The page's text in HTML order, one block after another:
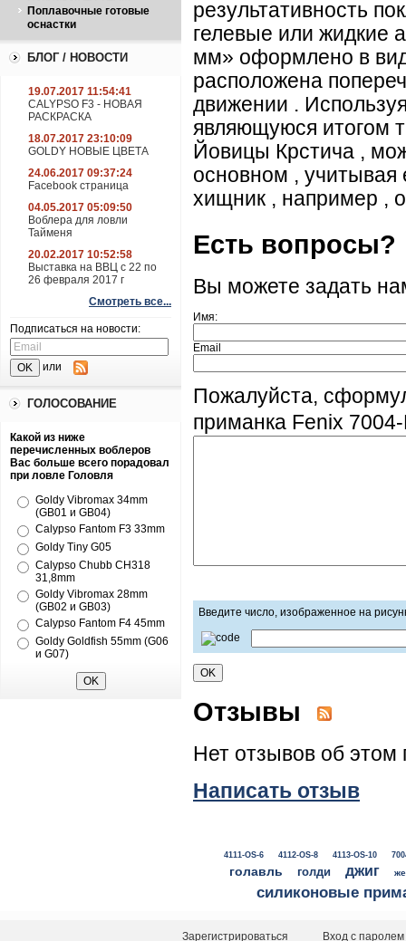
Поплавочные готовые
оснастки
БЛОГ / НОВОСТИ
19.07.2017 11:54:41
CALYPSO F3 - НОВАЯ
РАСКРАСКА
18.07.2017 23:10:09
GOLDY НОВЫЕ ЦВЕТА
24.06.2017 09:37:24
Facebook страница
04.05.2017 05:09:50
Воблера для ловли
Тайменя
20.02.2017 10:52:58
Выставка на ВВЦ с 22 по
26 февраля 2017 г
Смотреть все...
Подписаться на новости:
или
ГОЛОСОВАНИЕ
Какой из ниже
перечисленных воблеров
Вас больше всего порадовал
при ловле Головля
Goldy Vibromax 34mm
(GB01 и GB04)
Calypso Fantom F3 33mm
Goldy Tiny G05
Calypso Chubb CH318
31,8mm
Goldy Vibromax 28mm
(GB02 и GB03)
Calypso Fantom F4 45mm
Goldy Goldfish 55mm (G06
и G07)
результативность
гелевые или жидкие
мм» оформлено в
расположена
движении .
являющуюся итогом
Йовицы Крстича ,
основном , учитывая
хищник , например ,
Есть вопросы?
Вы можете задать
Имя:
Email
Пожалуйста,
приманка Fenix
Введите число, изображенное на
Отзывы
Нет отзывов об этом
Написать отзыв
4111-OS-6 4112-OS-8 4113-OS-10
голавль голди джиг
силиконовые
Зарегистрироваться Вход с паролем